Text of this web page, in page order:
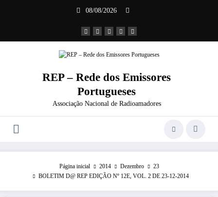
08/08/2026
REP – Rede dos Emissores
Portugueses
Associação Nacional de Radioamadores
Página inicial 2014 Dezembro
23
BOLETIM D@ REP EDIÇÃO Nº 12E, VOL. 2 DE 23-12-2014